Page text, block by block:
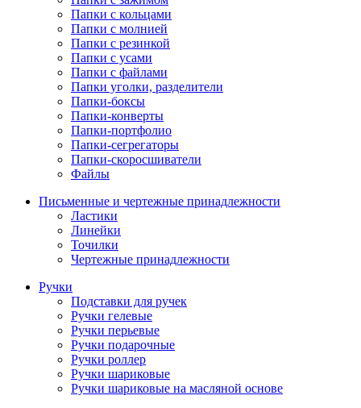
Папки с кольцами
Папки с молнией
Папки с резинкой
Папки с усами
Папки с файлами
Папки уголки, разделители
Папки-боксы
Папки-конверты
Папки-портфолио
Папки-сегрегаторы
Папки-скоросшиватели
Файлы
Письменные и чертежные принадлежности
Ластики
Линейки
Точилки
Чертежные принадлежности
Ручки
Подставки для ручек
Ручки гелевые
Ручки перьевые
Ручки подарочные
Ручки роллер
Ручки шариковые
Ручки шариковые на масляной основе